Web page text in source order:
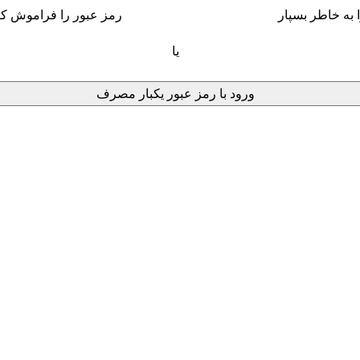
رمز عبور را فراموش به خاطر بسپار
یا
ورود با رمز عبور یکبار مصرف